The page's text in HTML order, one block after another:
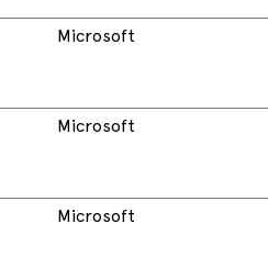
Microsoft
Microsoft
Microsoft